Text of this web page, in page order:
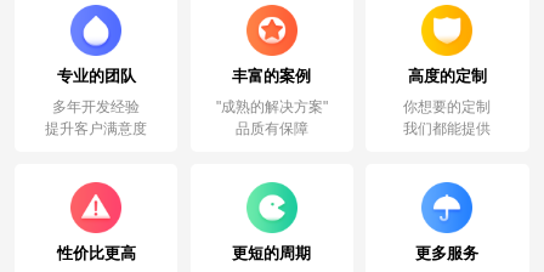
专业的团队
多年开发经验
提升客户满意度
丰富的案例
"成熟的解决方案"
品质有保障
高度的定制
你想要的定制
我们都能提供
性价比更高 更短的周期 更多服务